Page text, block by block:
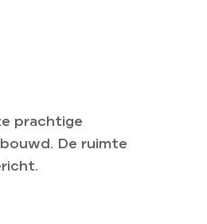
prachtige
De ruimte